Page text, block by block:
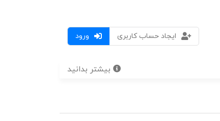
ورود
ایجاد حساب کاربری
بیشتر بدانید